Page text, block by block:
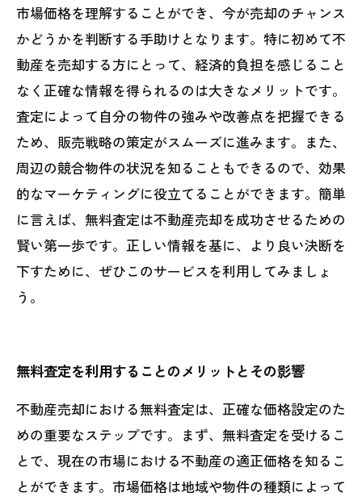
市場価格を理解することができ、今が売却のチャンス
かどうかを判断する手助けとなります。特に初めて不
動産を売却する方にとって、経済的負担を感じること
なく正確な情報を得られるのは大きなメリットです。
査定によって自分の物件の強みや改善点を把握できる
ため、販売戦略の策定がスムーズに進みます。また、
周辺の競合物件の状況を知ることもできるので、効果
的なマーケティングに役立てることができます。簡単
に言えば、無料査定は不動産売却を成功させるための
賢い第一歩です。正しい情報を基に、より良い決断を
下すために、ぜひこのサービスを利用してみましょ
う。
無料査定を利用することのメリットとその影響
不動産売却における無料査定は、正確な価格設定のた
めの重要なステップです。まず、無料査定を受けるこ
とで、現在の市場における不動産の適正価格を知るこ
とができます。市場価格は地域や物件の種類によって